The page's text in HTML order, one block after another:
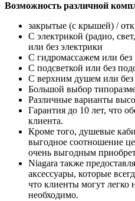
Возможность различной
закрытые (с крышей) /
С электрикой (радио,
или без электрики
С гидромассажем или без
С подсветкой или без
С верхним душем или без
Большой выбор
Различные варианты
Гарантия до 10 лет, что
клиента.
Кроме того, душевые
выгодное соотношение
очень выгодным
Niagara также
аксессуары, которые
что клиенты могут легко
необходимо.